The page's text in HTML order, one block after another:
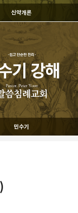
신약개론
민수기